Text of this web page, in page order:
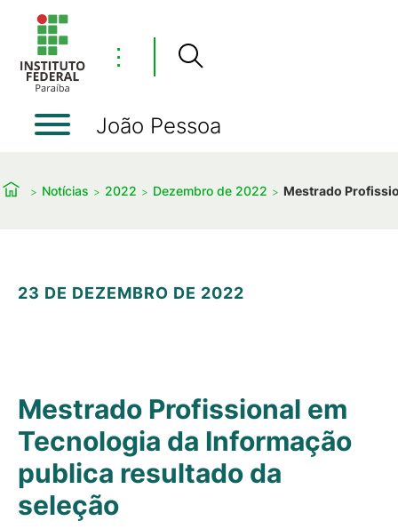
⋮
João Pessoa
Notícias 2022 Dezembro de 2022 Mestrado
23 DE DEZEMBRO DE 2022
Mestrado Profissional em
Tecnologia da Informação
publica resultado da
seleção